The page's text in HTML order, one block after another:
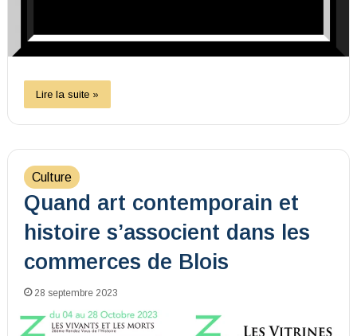
Lire la suite »
Culture
Quand art contemporain et
histoire s’associent dans les
commerces de Blois
28 septembre 2023